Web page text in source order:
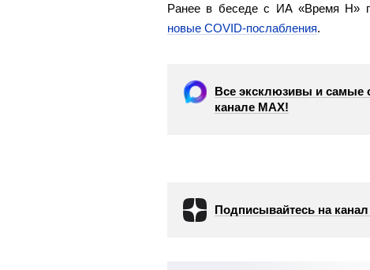
Ранее в беседе с ИА «Время Н»
новые COVID-послабления.
Все эксклюзивы и самые
канале МАХ!
Подписывайтесь на